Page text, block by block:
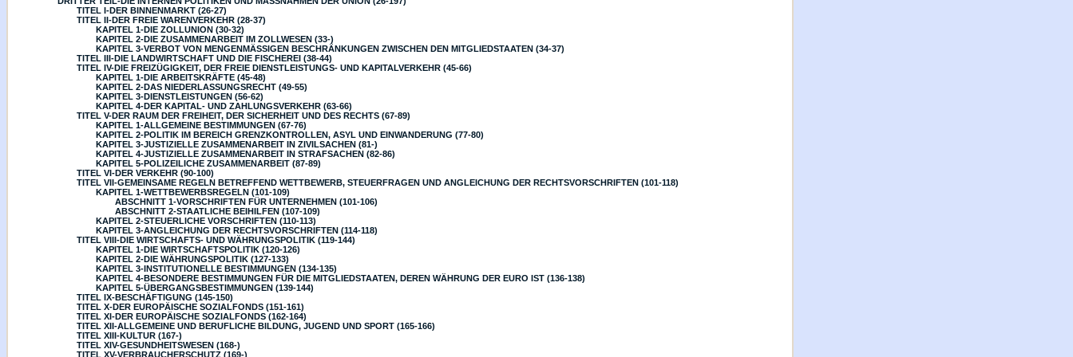
TITEL I-DER BINNENMARKT (26-27)
TITEL II-DER FREIE WARENVERKEHR (28-37)
KAPITEL 1-DIE ZOLLUNION (30-32)
KAPITEL 2-DIE ZUSAMMENARBEIT IM ZOLLWESEN (33-)
KAPITEL 3-VERBOT VON MENGENMÄSSIGEN BESCHRÄNKUNGEN ZWISCHEN DEN MITGLIEDSTAATEN (34-37)
TITEL III-DIE LANDWIRTSCHAFT UND DIE FISCHEREI (38-44)
TITEL IV-DIE FREIZÜGIGKEIT, DER FREIE DIENSTLEISTUNGS- UND KAPITALVERKEHR (45-66)
KAPITEL 1-DIE ARBEITSKRÄFTE (45-48)
KAPITEL 2-DAS NIEDERLASSUNGSRECHT (49-55)
KAPITEL 3-DIENSTLEISTUNGEN (56-62)
KAPITEL 4-DER KAPITAL- UND ZAHLUNGSVERKEHR (63-66)
TITEL V-DER RAUM DER FREIHEIT, DER SICHERHEIT UND DES RECHTS (67-89)
KAPITEL 1-ALLGEMEINE BESTIMMUNGEN (67-76)
KAPITEL 2-POLITIK IM BEREICH GRENZKONTROLLEN, ASYL UND EINWANDERUNG (77-80)
KAPITEL 3-JUSTIZIELLE ZUSAMMENARBEIT IN ZIVILSACHEN (81-)
KAPITEL 4-JUSTIZIELLE ZUSAMMENARBEIT IN STRAFSACHEN (82-86)
KAPITEL 5-POLIZEILICHE ZUSAMMENARBEIT (87-89)
TITEL VI-DER VERKEHR (90-100)
TITEL VII-GEMEINSAME REGELN BETREFFEND WETTBEWERB, STEUERFRAGEN UND ANGLEICHUNG DER RECHTSVORSCHRIFTEN (101-118)
KAPITEL 1-WETTBEWERBSREGELN (101-109)
ABSCHNITT 1-VORSCHRIFTEN FÜR UNTERNEHMEN (101-106)
ABSCHNITT 2-STAATLICHE BEIHILFEN (107-109)
KAPITEL 2-STEUERLICHE VORSCHRIFTEN (110-113)
KAPITEL 3-ANGLEICHUNG DER RECHTSVORSCHRIFTEN (114-118)
TITEL VIII-DIE WIRTSCHAFTS- UND WÄHRUNGSPOLITIK (119-144)
KAPITEL 1-DIE WIRTSCHAFTSPOLITIK (120-126)
KAPITEL 2-DIE WÄHRUNGSPOLITIK (127-133)
KAPITEL 3-INSTITUTIONELLE BESTIMMUNGEN (134-135)
KAPITEL 4-BESONDERE BESTIMMUNGEN FÜR DIE MITGLIEDSTAATEN, DEREN WÄHRUNG DER EURO IST (136-138)
KAPITEL 5-ÜBERGANGSBESTIMMUNGEN (139-144)
TITEL IX-BESCHÄFTIGUNG (145-150)
TITEL X-DER EUROPÄISCHE SOZIALFONDS (151-161)
TITEL XI-DER EUROPÄISCHE SOZIALFONDS (162-164)
TITEL XII-ALLGEMEINE UND BERUFLICHE BILDUNG, JUGEND UND SPORT (165-166)
TITEL XIII-KULTUR (167-)
TITEL XIV-GESUNDHEITSWESEN (168-)
TITEL XV-VERBRAUCHERSCHUTZ (169-)